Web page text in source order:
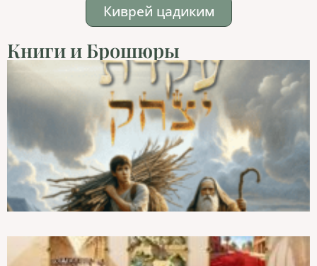
Киврей цадиким
Книги и Брошюры